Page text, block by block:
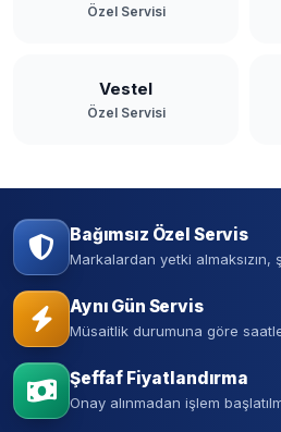
Özel Servisi
Vestel
Özel Servisi
Bağımsız Özel Servis
Markalardan yetki almaksızın,
Aynı Gün Servis
Müsaitlik durumuna göre
Şeffaf Fiyatlandırma
Onay alınmadan işlem